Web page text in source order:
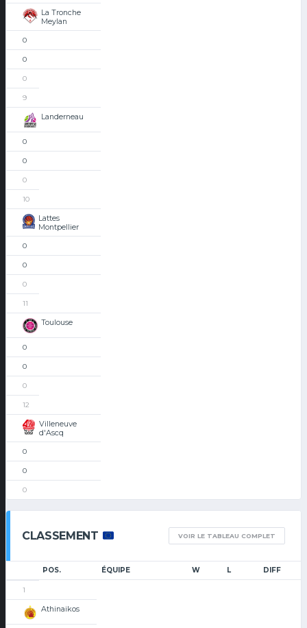
La Tronche
Meylan
0
0
0
9
Landerneau
0
0
0
10
Lattes
Montpellier
0
0
0
11
Toulouse
0
0
0
12
Villeneuve
d'Ascq
0
0
0
CLASSEMENT VOIR LE TABLEAU COMPLET
POS. ÉQUIPE W L DIFF
1
Athinaikos